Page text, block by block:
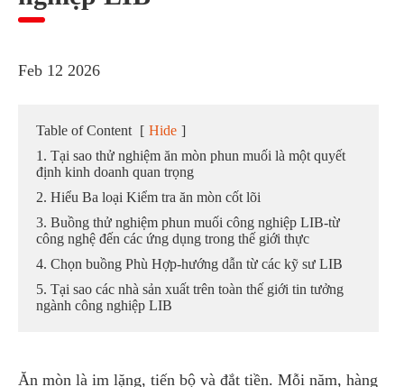
Feb 12 2026
Table of Content [ Hide ]
1. Tại sao thử nghiệm ăn mòn phun muối là một quyết
định kinh doanh quan trọng
2. Hiểu Ba loại Kiểm tra ăn mòn cốt lõi
3. Buồng thử nghiệm phun muối công nghiệp LIB-từ
công nghệ đến các ứng dụng trong thế giới thực
4. Chọn buồng Phù Hợp-hướng dẫn từ các kỹ sư LIB
5. Tại sao các nhà sản xuất trên toàn thế giới tin tưởng
ngành công nghiệp LIB
Ăn mòn là im lặng, tiến bộ và đắt tiền. Mỗi năm, hàng